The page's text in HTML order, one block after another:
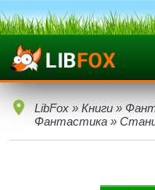
LibFox » Книги »
Фантастика »